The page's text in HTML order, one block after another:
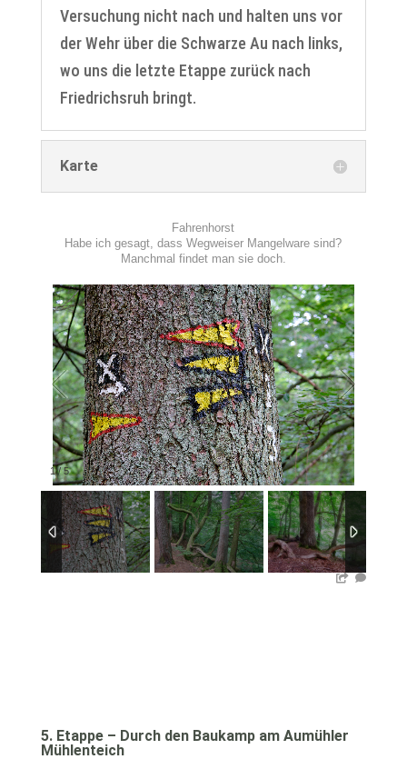
Versuchung nicht nach und halten uns vor
der Wehr über die Schwarze Au nach links,
wo uns die letzte Etappe zurück nach
Friedrichsruh bringt.
Karte
1/5
Fahrenhorst
Habe ich gesagt, dass Wegweiser Mangelware sind?
Manchmal findet man sie doch.
5. Etappe – Durch den Baukamp am Aumühler
Mühlenteich